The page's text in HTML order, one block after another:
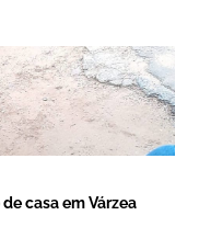
casa em Várzea